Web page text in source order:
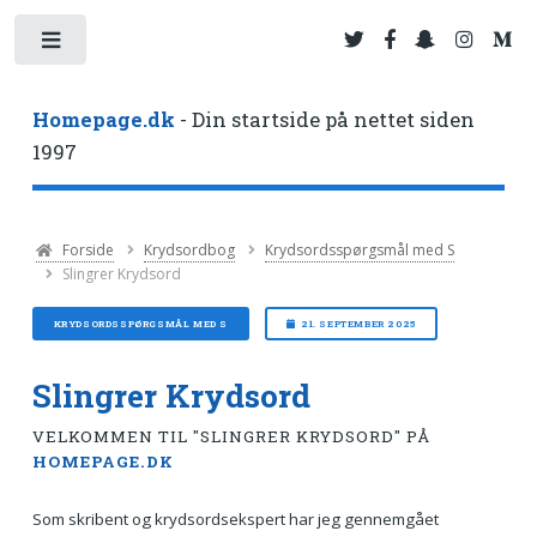
Homepage.dk - Din startside på nettet siden
1997
Forside Krydsordbog
Krydsordsspørgsmål med S
Slingrer Krydsord
KRYDSORDSSPØRGSMÅL MED S 21. SEPTEMBER 2025
Slingrer Krydsord
VELKOMMEN TIL "SLINGRER KRYDSORD" PÅ
HOMEPAGE.DK
Som skribent og krydsordsekspert har jeg gennemgået